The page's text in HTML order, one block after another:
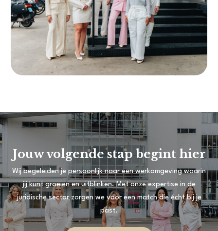
Jouw volgende stap begint hier
Wij begeleiden je persoonlijk naar een werkomgeving waarin
jij kunt groeien en uitblinken. Met onze expertise in de
juridische sector zorgen we voor een match die écht bij je
past.